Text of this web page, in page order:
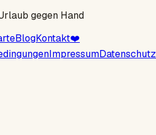
gegen Hand
BlogKontakt❤️
ImpressumDatenschutz